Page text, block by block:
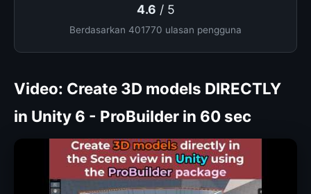
4.6 / 5
Berdasarkan 401770 ulasan pengguna
Video: Create 3D models DIRECTLY
in Unity 6 - ProBuilder in 60 sec